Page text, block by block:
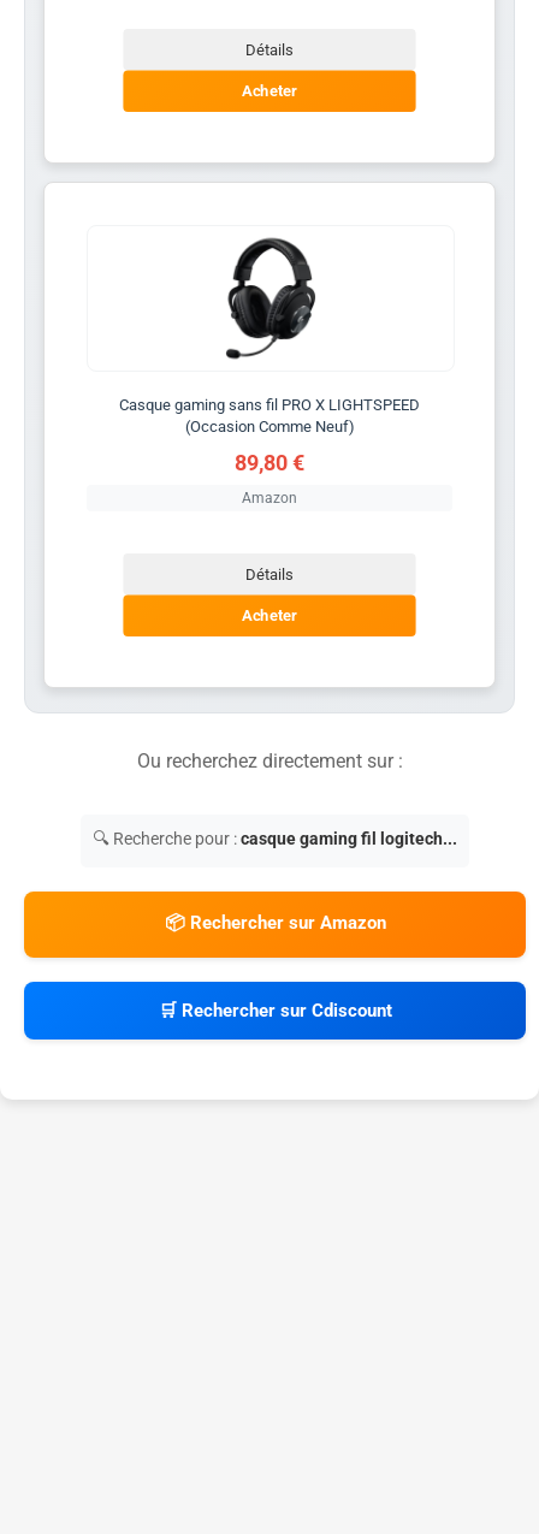
Détails
Acheter
Casque gaming sans fil PRO X LIGHTSPEED
(Occasion Comme Neuf)
89,80 €
Amazon
Détails
Acheter
Ou recherchez directement sur :
🔍 Recherche pour :casque gaming fil logitech...
📦 Rechercher sur Amazon
🛒 Rechercher sur Cdiscount